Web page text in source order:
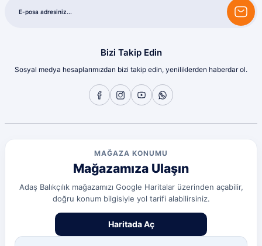
Sorunsuz
olcay tunçeli | 10/07/2026
Deneyimini Paylaş Diğer yorumları göster
Bizi Takip Edin
Sosyal medya hesaplarımızdan bizi takip edin, yeniliklerden haberdar ol.
MAĞAZA KONUMU
Mağazamıza Ulaşın
Adaş Balıkçılık mağazamızı Google Haritalar üzerinden açabilir,
doğru konum bilgisiyle yol tarifi alabilirsiniz.
Haritada Aç